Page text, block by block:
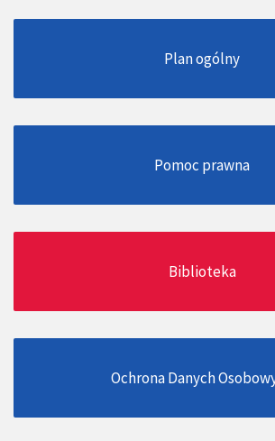
Plan ogólny
Pomoc prawna
Biblioteka
Ochrona Danych